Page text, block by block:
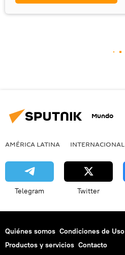
Mundo
AMÉRICA LATINA INTERNACIONAL
Telegram Twitter
Quiénes somos Condiciones de Uso
Productos y servicios Contacto